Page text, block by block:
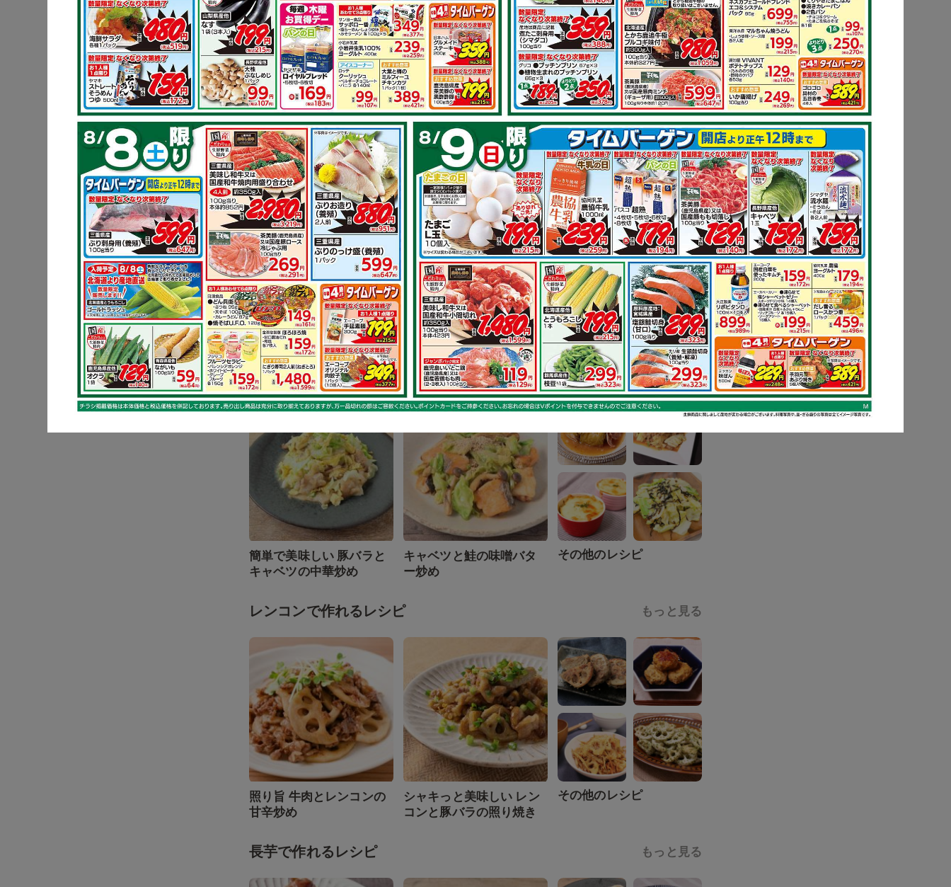
豚ロースの南蛮焼き
豚ロースとたっぷりきの
このガーリックバター醤
油炒め
その他のレシピ
鶏もも肉で作れるレシピ もっと見る
鶏もも肉と長ねぎの胡麻
マヨ炒め
鶏もも肉のイタリアンス
テーキ
その他のレシピ
キャベツで作れるレシピ もっと見る
簡単で美味しい 豚バラと
キャベツの中華炒め
キャベツと鮭の味噌バタ
ー炒め
その他のレシピ
レンコンで作れるレシピ もっと見る
照り旨 牛肉とレンコンの
甘辛炒め
シャキっと美味しい レン
コンと豚バラの照り焼き
その他のレシピ
長芋で作れるレシピ もっと見る